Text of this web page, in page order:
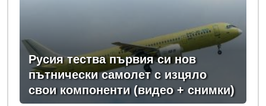
Русия тества първия си нов
пътнически самолет с изцяло
свои компоненти (видео + снимки)